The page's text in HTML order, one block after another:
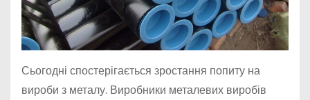
Сьогодні спостерігається зростання попиту на
вироби з металу. Виробники металевих виробів